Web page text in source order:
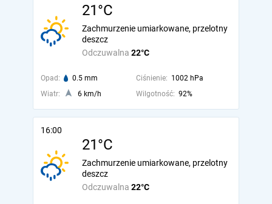
21°C
Odczuwalna 22°C
Zachmurzenie umiarkowane, przelotny
deszcz
Opad: 0.5 mm Ciśnienie: 1002 hPa
Wiatr:
6 km/h Wilgotność: 92%
16:00
21°C
Odczuwalna 22°C
Zachmurzenie umiarkowane, przelotny
deszcz